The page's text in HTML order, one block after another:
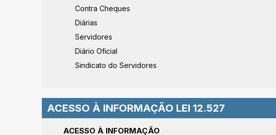
Contra Cheques
Diárias
Servidores
Diário Oficial
Sindicato do Servidores
ACESSO À INFORMAÇÃO LEI 12.527
ACESSO À INFORMAÇÃO